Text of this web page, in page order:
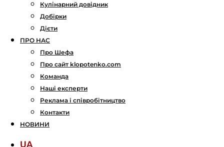
Кулінарний довідник
Добірки
Дієти
ПРО НАС
Про Шефа
Про сайт klopotenko.com
Команда
Наші експерти
Реклама і співробітництво
Контакти
НОВИНИ
UA